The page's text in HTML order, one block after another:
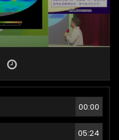
00:00
05:24